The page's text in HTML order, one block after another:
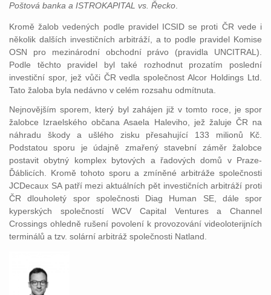
Poštová banka a ISTROKAPITAL vs. Řecko.
Kromě žalob vedených podle pravidel ICSID se proti ČR vede i
několik dalších investičních arbitráží, a to podle pravidel Komise
OSN pro mezinárodní obchodní právo (pravidla UNCITRAL).
Podle těchto pravidel byl také rozhodnut prozatím poslední
investiční spor, jež vůči ČR vedla společnost Alcor Holdings Ltd.
Tato žaloba byla nedávno v celém rozsahu odmítnuta.
Nejnovějším sporem, který byl zahájen již v tomto roce, je spor
žalobce Izraelského občana Asaela Haleviho, jež žaluje ČR na
náhradu škody a ušlého zisku přesahující 133 milionů Kč.
Podstatou sporu je údajně zmařený stavební záměr žalobce
postavit obytný komplex bytových a řadových domů v Praze-
Ďáblicích. Kromě tohoto sporu a zmíněné arbitráže společnosti
JCDecaux SA patří mezi aktuálních pět investičních arbitráží proti
ČR dlouholetý spor společnosti Diag Human SE, dále spor
kyperských společností WCV Capital Ventures a Channel
Crossings ohledně rušení povolení k provozování videoloterijních
terminálů a tzv. solární arbitráž společnosti Natland.